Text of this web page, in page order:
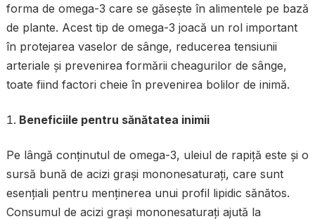
forma de omega-3 care se găsește în alimentele pe bază
de plante. Acest tip de omega-3 joacă un rol important
în protejarea vaselor de sânge, reducerea tensiunii
arteriale și prevenirea formării cheagurilor de sânge,
toate fiind factori cheie în prevenirea bolilor de inimă.
Beneficiile pentru sănătatea inimii
Pe lângă conținutul de omega-3, uleiul de rapiță este și o
sursă bună de acizi grași mononesaturați, care sunt
esențiali pentru menținerea unui profil lipidic sănătos.
Consumul de acizi grași mononesaturați ajută la